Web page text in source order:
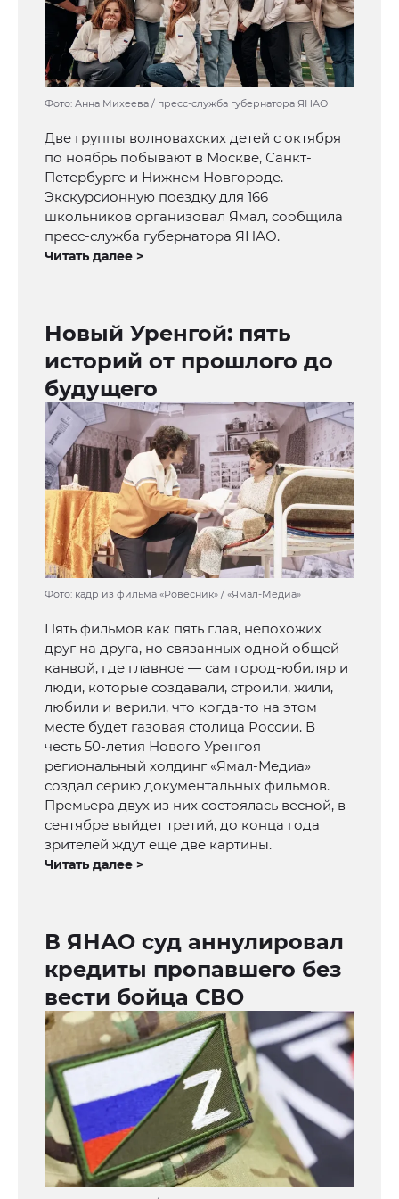
Фото: Анна Михеева / пресс-служба губернатора ЯНАО
Две группы волновахских детей с октября
по ноябрь побывают в Москве, Санкт-
Петербурге и Нижнем Новгороде.
Экскурсионную поездку для 166
школьников организовал Ямал, сообщила
пресс-служба губернатора ЯНАО.
Читать далее >
Новый Уренгой: пять
историй от прошлого до
будущего
Фото: кадр из фильма «Ровесник» / «Ямал-Медиа»
Пять фильмов как пять глав, непохожих
друг на друга, но связанных одной общей
канвой, где главное — сам город-юбиляр и
люди, которые создавали, строили, жили,
любили и верили, что когда-то на этом
месте будет газовая столица России. В
честь 50-летия Нового Уренгоя
региональный холдинг «Ямал-Медиа»
создал серию документальных фильмов.
Премьера двух из них состоялась весной, в
сентябре выйдет третий, до конца года
зрителей ждут еще две картины.
Читать далее >
В ЯНАО суд аннулировал
кредиты пропавшего без
вести бойца СВО